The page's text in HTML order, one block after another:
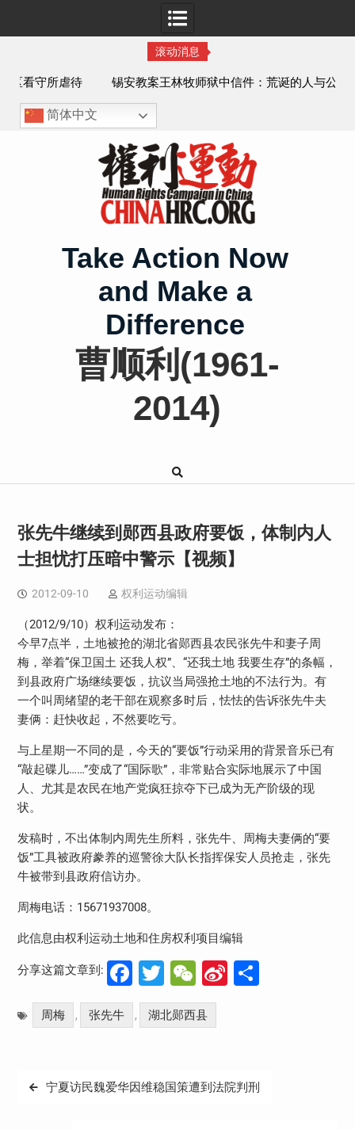
滚动消息
锡安教案王林牧师狱中信件：荒诞的人与公义的神
简体中文
Take Action Now
and Make a
Difference
曹顺利(1961-
2014)
张先牛继续到郧西县政府要饭，体制内人
士担忧打压暗中警示【视频】
2012-09-10 权利运动编辑
（2012/9/10）权利运动发布：
今早7点半，土地被抢的湖北省郧西县农民张先牛和妻子周
梅，举着“保卫国土 还我人权”、“还我土地 我要生存”的条幅，
到县政府广场继续要饭，抗议当局强抢土地的不法行为。有
一个叫周绪望的老干部在观察多时后，怯怯的告诉张先牛夫
妻俩：赶快收起，不然要吃亏。
与上星期一不同的是，今天的“要饭”行动采用的背景音乐已有
“敲起碟儿……”变成了“国际歌”，非常贴合实际地展示了中国
人、尤其是农民在地产党疯狂掠夺下已成为无产阶级的现
状。
发稿时，不出体制内周先生所料，张先牛、周梅夫妻俩的“要
饭”工具被政府豢养的巡警徐大队长指挥保安人员抢走，张先
牛被带到县政府信访办。
周梅电话：15671937008。
此信息由权利运动土地和住房权利项目编辑
分享这篇文章到: Facebook
Twitter
WeChat
Sina分
周梅 , 张先牛 , 湖北郧西县
文
宁夏访民魏爱华因维稳国策遭到法院判刑